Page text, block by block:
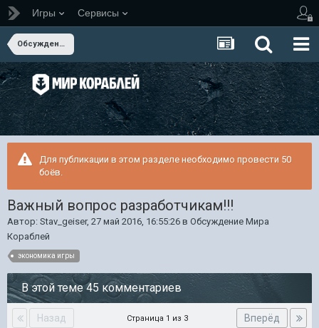
Игры Сервисы
Обсуждение Мира Кораблей
Для публикации в этом разделе необходимо провести 50
боёв.
Важный вопрос разработчикам!!!
Автор: Stav_geiser, 27 май 2016, 16:55:26 в Обсуждение Мира
Кораблей
экономика игры
В этой теме 45 комментариев
Назад Вперёд
Страница 1 из 3